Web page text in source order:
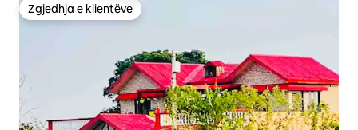
Zgjedhja e klientëve
Zgjedhja e klientëve